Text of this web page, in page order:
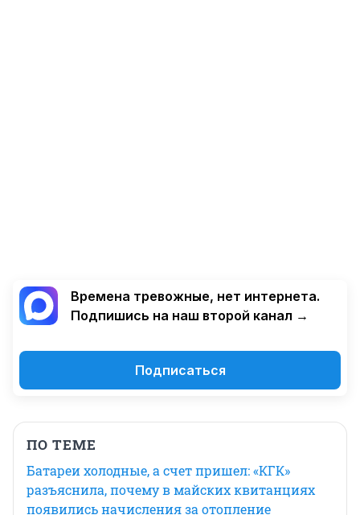
Времена тревожные, нет интернета.
Подпишись на наш второй канал →
Подписаться
ПО ТЕМЕ
Батареи холодные, а счет пришел: «КГК»
разъяснила, почему в майских квитанциях
появились начисления за отопление